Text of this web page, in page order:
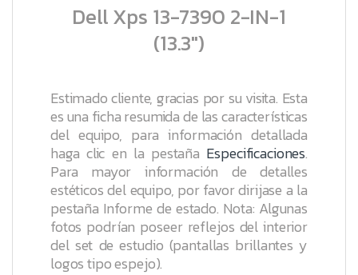
Dell Xps 13-7390 2-IN-1
(13.3″)
Estimado cliente, gracias por su visita. Esta
es una ficha resumida de las características
del equipo, para información detallada
haga clic en la pestaña Especificaciones.
Para mayor información de detalles
estéticos del equipo, por favor dirijase a la
pestaña Informe de estado. Nota: Algunas
fotos podrían poseer reflejos del interior
del set de estudio (pantallas brillantes y
logos tipo espejo).